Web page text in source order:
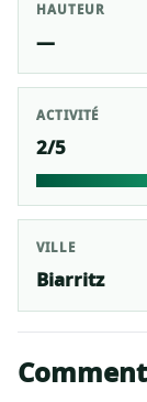
HAUTEUR
—
ACTIVITÉ
2/5
VILLE
Biarritz